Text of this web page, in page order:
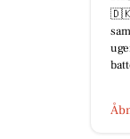
🇩🇰